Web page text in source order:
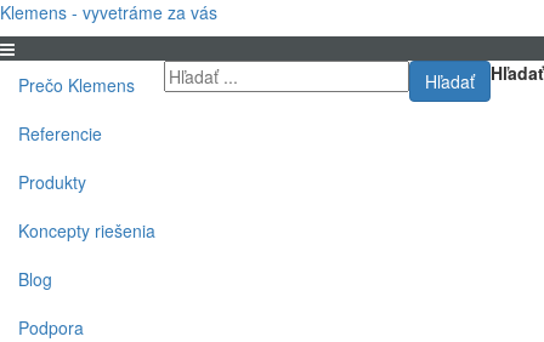
Klemens - vyvetráme za vás
Hľadať
Hľadať
Prečo Klemens
Referencie
Produkty
Koncepty riešenia
Blog
Podpora